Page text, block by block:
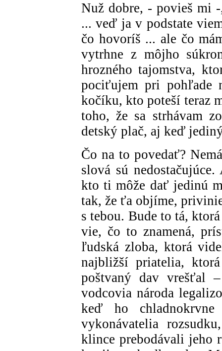
Nuž dobre, - povieš mi
... veď ja v podstate
čo hovoríš ... ale čo
vytrhne z môjho
hrozného tajomstva,
pociťujem pri pohľade
kočíku, kto poteší teraz
toho, že sa strhávam
detský plač, aj keď
Čo na to povedať?
slová sú
kto ti môže dať jedinú
tak, že ťa objíme,
s tebou. Bude to tá,
vie, čo to znamená,
ľudská zloba, ktorá
najbližší priatelia,
poštvaný dav vrešťal
vodcovia národa
keď ho
vykonávatelia
klince prebodávali jeho